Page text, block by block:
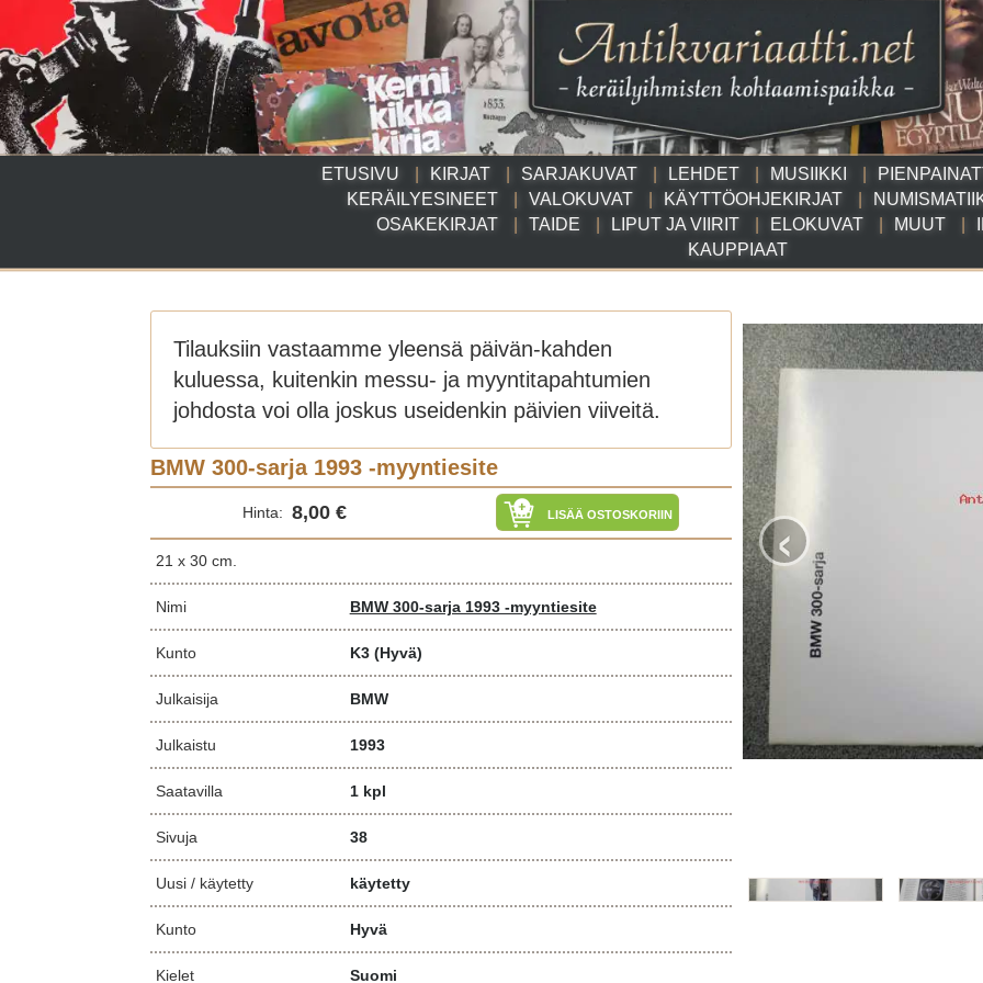
ETUSIVU KIRJAT SARJAKUVAT LEHDET MUSIIKKI
KERÄILYESINEET
VALOKUVAT KÄYTTÖOHJEKIRJAT
OSAKEKIRJAT
TAIDE LIPUT JA VIIRIT ELOKUVAT MUUT
KAUPPIAAT
Tilauksiin vastaamme yleensä päivän-kahden
kuluessa, kuitenkin messu- ja myyntitapahtumien
johdosta voi olla joskus useidenkin päivien viiveitä.
BMW 300-sarja 1993 -myyntiesite
‹
Hinta: 8,00 € LISÄÄ OSTOSKORIIN
21 x 30 cm.
Nimi BMW 300-sarja 1993 -myyntiesite
Kunto K3 (Hyvä)
Julkaisija BMW
Julkaistu 1993
Saatavilla 1 kpl
Sivuja 38
Uusi / käytetty käytetty
Kunto Hyvä
Kielet Suomi